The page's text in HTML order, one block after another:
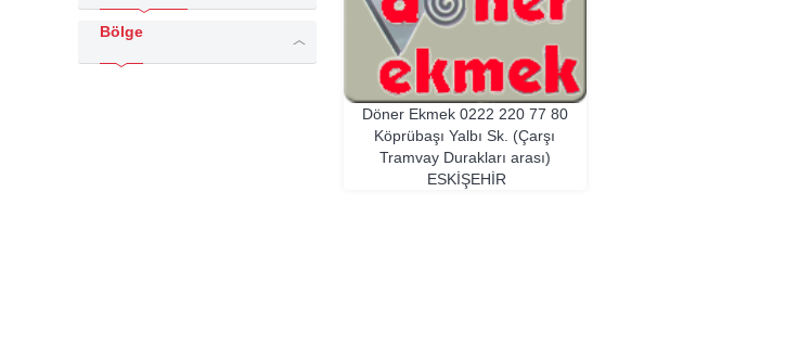
Bölge
Döner Ekmek 0222 220 77 80
Köprübaşı Yalbı Sk. (Çarşı
Tramvay Durakları arası)
ESKIŞEHIR